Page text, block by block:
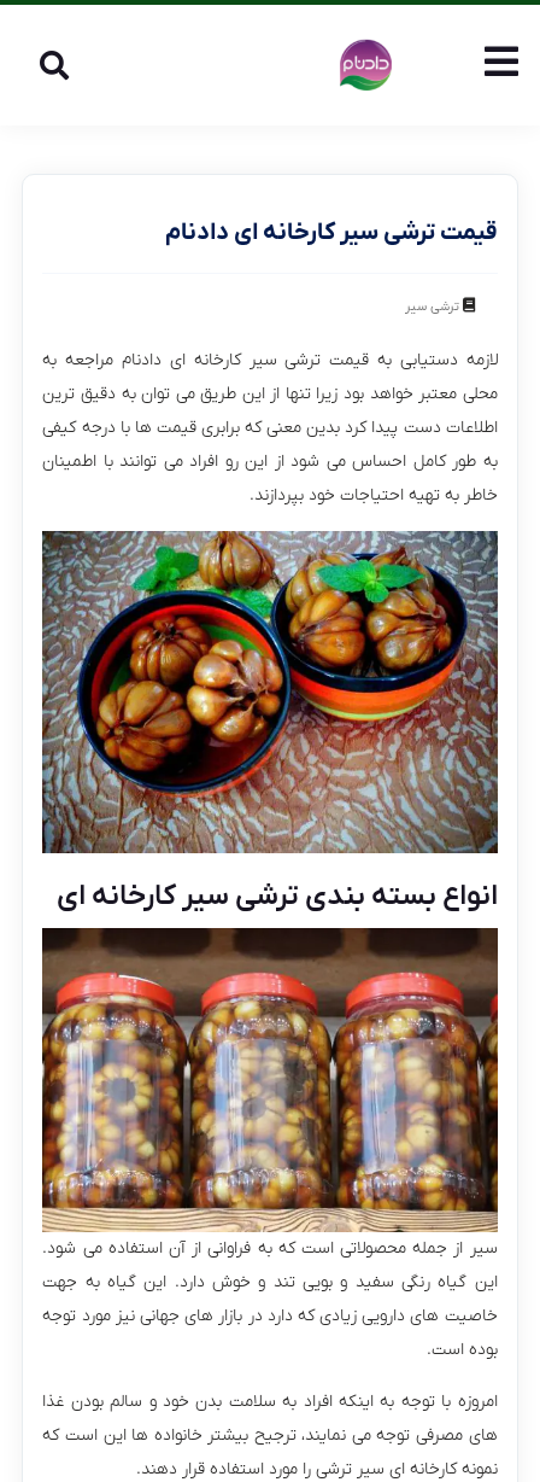
قیمت ترشی سیر کارخانه ای دادنام
ترشی سیر
لازمه دستیابی به قیمت ترشی سیر کارخانه ای دادنام مراجعه به
محلی معتبر خواهد بود زیرا تنها از این طریق می توان به دقیق ترین
اطلاعات دست پیدا کرد بدین معنی که برابری قیمت ها با درجه کیفی
به طور کامل احساس می شود از این رو افراد می توانند با اطمینان
خاطر به تهیه احتیاجات خود بپردازند.
انواع بسته بندی ترشی سیر کارخانه ای
سیر از جمله محصولاتی است که به فراوانی از آن استفاده می‌ شود.
این گیاه رنگی سفید و بویی تند و خوش دارد. این گیاه به جهت
خاصیت های دارویی زیادی که دارد در بازار های جهانی نیز مورد توجه
بوده است.
امروزه با توجه به اینکه افراد به سلامت بدن خود و سالم بودن غذا
های مصرفی توجه می نمایند، ترجیح بیشتر خانواده ها این است که
نمونه کارخانه ای سیر ترشی را مورد استفاده قرار دهند.